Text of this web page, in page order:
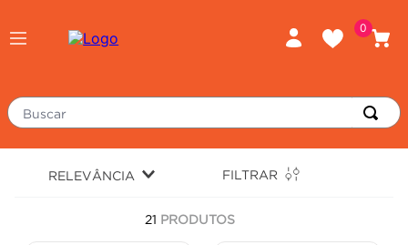
0
Buscar
RELEVÂNCIA FILTRAR
21 PRODUTOS